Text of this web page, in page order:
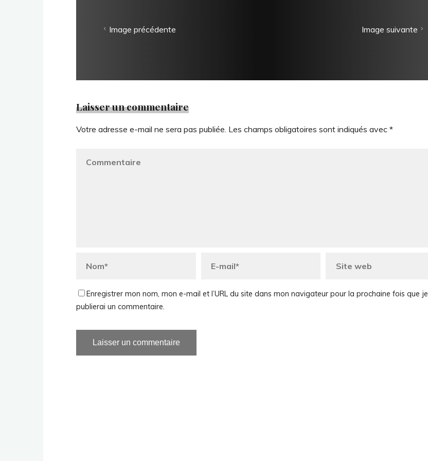
Image précédente Image suivante
Laisser un commentaire
Votre adresse e-mail ne sera pas publiée. Les champs obligatoires sont indiqués avec *
Enregistrer mon nom, mon e-mail et l’URL du site dans mon navigateur pour la prochaine fois que je
publierai un commentaire.